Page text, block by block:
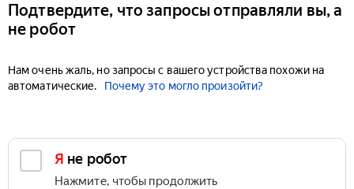
Подтвердите, что запросы отправляли вы, а
не робот
Нам очень жаль, но запросы с вашего устройства похожи на
автоматические.
Почему это могло произойти?
Я не робот
Нажмите, чтобы продолжить